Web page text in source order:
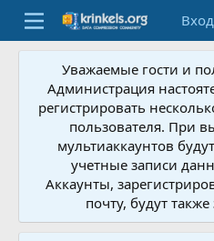
Вход
Уважаемые гости и
Администрация
регистрировать
пользователя. При
мультиаккаунтов
учетные записи
Аккаунты,
почту, будут